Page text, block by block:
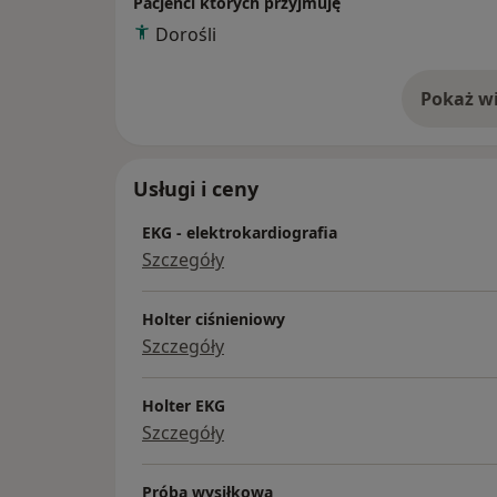
Dorośli
Pokaż o
Usługi i ceny
EKG - elektrokardiografia
Szczegóły
Holter ciśnieniowy
Szczegóły
Holter EKG
Szczegóły
Próba wysiłkowa